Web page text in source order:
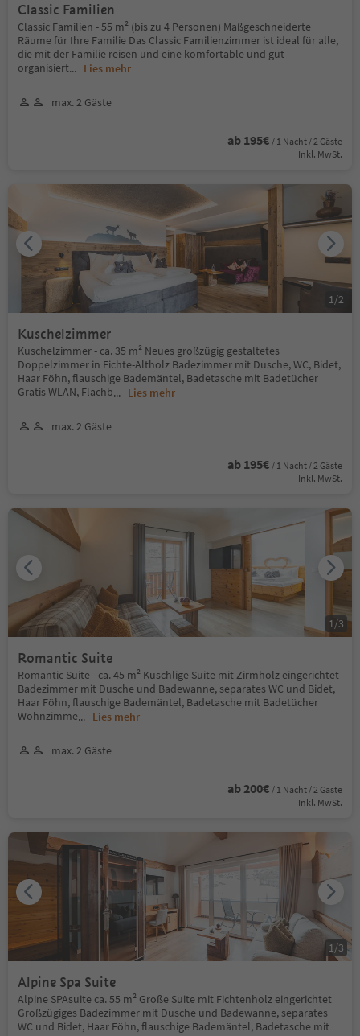
Classic Familien
Classic Familien - 55 m² (bis zu 4 Personen) Maßgeschneiderte
Räume für Ihre Familie Das Classic Familienzimmer ist ideal für alle,
die mit der Familie reisen und eine komfortable und gut
organisiert... Lies mehr
max. 2 Gäste
ab 195€ / 1 Nacht / 2 Gäste
Inkl. MwSt.
Kuschelzimmer
Kuschelzimmer - ca. 35 m² Neues großzügig gestaltetes
Doppelzimmer in Fichte-Altholz Badezimmer mit Dusche, WC, Bidet,
Haar Föhn, flauschige Bademäntel, Badetasche mit Badetücher
Gratis WLAN, Flachb... Lies mehr
max. 2 Gäste
ab 195€ / 1 Nacht / 2 Gäste
Inkl. MwSt.
1 /2
Romantic Suite
Romantic Suite - ca. 45 m² Kuschlige Suite mit Zirmholz eingerichtet
Badezimmer mit Dusche und Badewanne, separates WC und Bidet,
Haar Föhn, flauschige Bademäntel, Badetasche mit Badetücher
Wohnzimme... Lies mehr
max. 2 Gäste
ab 200€ / 1 Nacht / 2 Gäste
Inkl. MwSt.
1 /3
Alpine Spa Suite
Alpine SPAsuite ca. 55 m² Große Suite mit Fichtenholz eingerichtet
Großzügiges Badezimmer mit Dusche und Badewanne, separates
WC und Bidet, Haar Föhn, flauschige Bademäntel, Badetasche mit
1 /3